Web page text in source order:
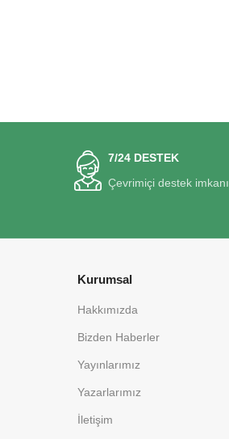
7/24 DESTEK
Çevrimiçi destek imkanı.
Kurumsal
Hakkımızda
Bizden Haberler
Yayınlarımız
Yazarlarımız
İletişim